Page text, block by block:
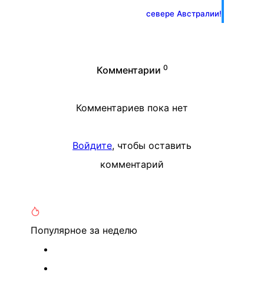
севере Австралии!
Комментарии 0
Комментариев пока нет
Войдите, чтобы оставить
комментарий
Популярное за неделю